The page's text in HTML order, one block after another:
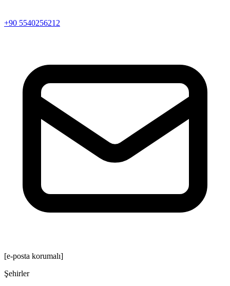
+90 5540256212
[e-posta korumalı]
Şehirler